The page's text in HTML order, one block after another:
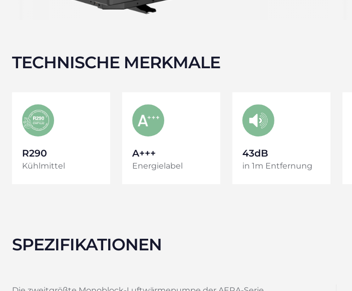
TECHNISCHE MERKMALE
R290
Kühlmittel
A+++
Energielabel
43dB
in 1m Entfernung
SPEZIFIKATIONEN